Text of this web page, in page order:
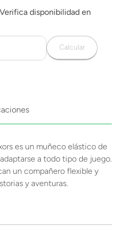
Calcular
es un muñeco elástico de
a todo tipo de juego.
un compañero flexible y
y aventuras.